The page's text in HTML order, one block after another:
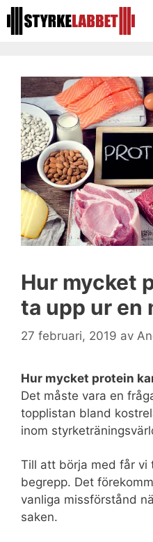
Hoppa
till
Hur mycket
ta upp ur en
27 februari, 2019 av
Hur mycket protein
Det måste vara en
topplistan bland
inom
Till att börja med får vi
begrepp. Det
vanliga missförstånd
saken.